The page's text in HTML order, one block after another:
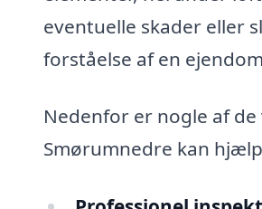
eventuelle skader eller
forståelse af en
Nedenfor er nogle af
Smørumnedre kan